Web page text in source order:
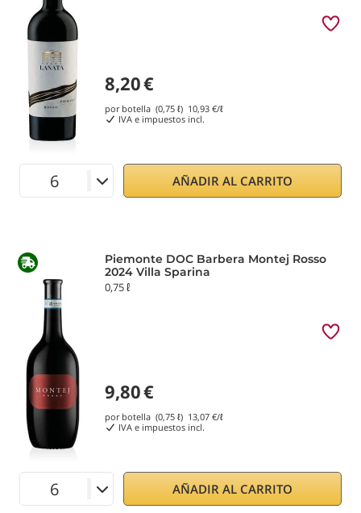
8,20€
por botella (0,75 ℓ) 10,93 €/ℓ
IVA e impuestos incl.
AÑADIR AL CARRITO
Piemonte DOC Barbera Montej Rosso
2024 Villa Sparina
0,75 ℓ
9,80€
por botella (0,75 ℓ) 13,07 €/ℓ
IVA e impuestos incl.
AÑADIR AL CARRITO